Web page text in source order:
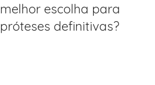
melhor escolha para
próteses definitivas?